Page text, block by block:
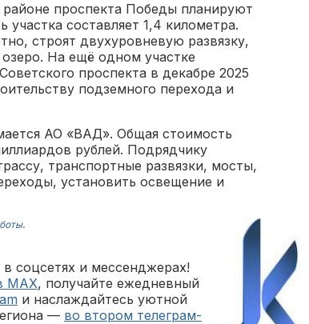
проспекта Победы планируют
составляет 1,4 километра.
строят двухуровневую развязку,
На ещё одном участке
проспекта в декабре 2025
подземного перехода и
АО «ВАД». Общая стоимость
рублей. Подрядчику
транспортные развязки, мосты,
установить освещение и
.
соцсетях и мессенджерах!
MAX, получайте ежедневный
и наслаждайтесь уютной
— во втором телеграм-